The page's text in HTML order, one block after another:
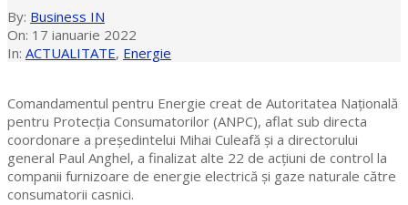
By: Business IN
On: 17 ianuarie 2022
In: ACTUALITATE, Energie
Comandamentul pentru Energie creat de Autoritatea Națională
pentru Protecția Consumatorilor (ANPC), aflat sub directa
coordonare a președintelui Mihai Culeafă și a directorului
general Paul Anghel, a finalizat alte 22 de acțiuni de control la
companii furnizoare de energie electrică și gaze naturale către
consumatorii casnici.